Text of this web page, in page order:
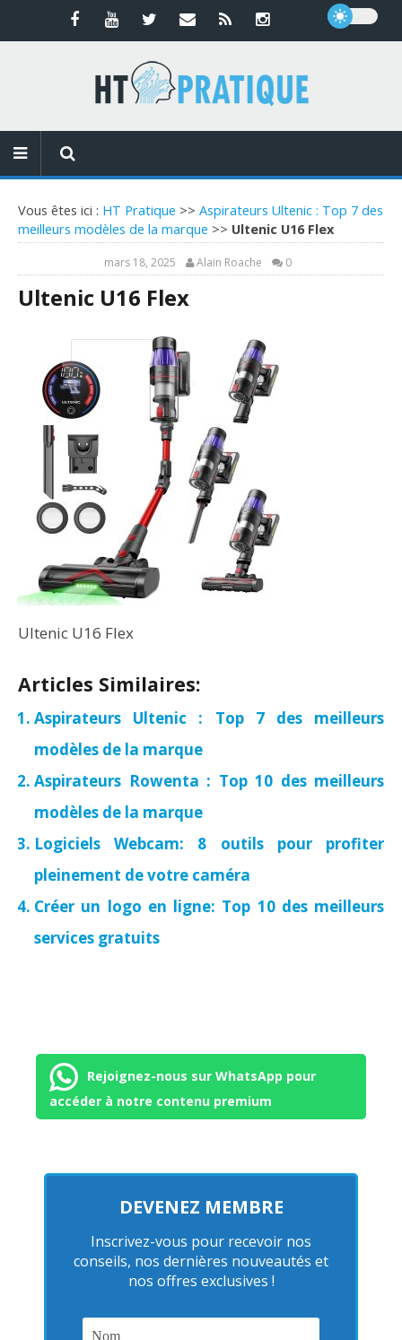
Vous êtes ici : HT Pratique >> Aspirateurs Ultenic : Top 7 des
meilleurs modèles de la marque >> Ultenic U16 Flex
mars 18, 2025 Alain Roache 0
Ultenic U16 Flex
Ultenic U16 Flex
Articles Similaires:
Aspirateurs Ultenic : Top 7 des meilleurs
modèles de la marque
Aspirateurs Rowenta : Top 10 des meilleurs
modèles de la marque
Logiciels Webcam: 8 outils pour profiter
pleinement de votre caméra
Créer un logo en ligne: Top 10 des meilleurs
services gratuits
Rejoignez-nous sur WhatsApp pour
accéder à notre contenu premium
DEVENEZ MEMBRE
Inscrivez-vous pour recevoir nos
conseils, nos dernières nouveautés et
nos offres exclusives !